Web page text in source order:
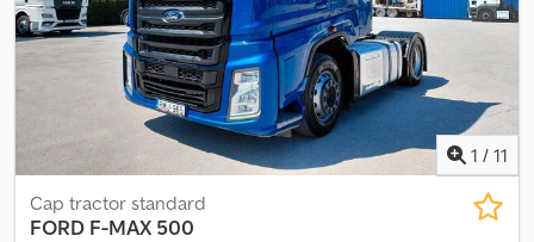
1 / 11
Cap tractor standard
FORD F-MAX 500